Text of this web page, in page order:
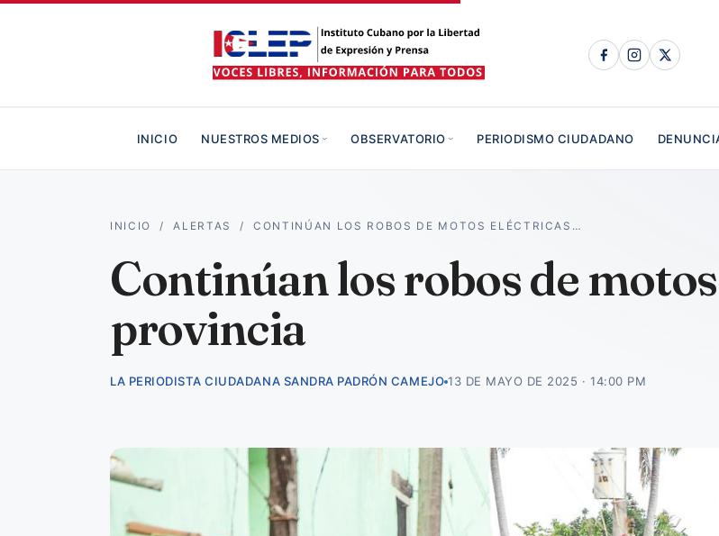
INICIO NUESTROS MEDIOS OBSERVATORIO PERIODISMO CIUDADANO
INICIO /ALERTAS /CONTINÚAN LOS ROBOS DE MOTOS ELÉCTRICAS…
Continúan los robos de
provincia
LA PERIODISTA CIUDADANA SANDRA PADRÓN CAMEJO 13 DE MAYO DE 2025 · 14:00 PM